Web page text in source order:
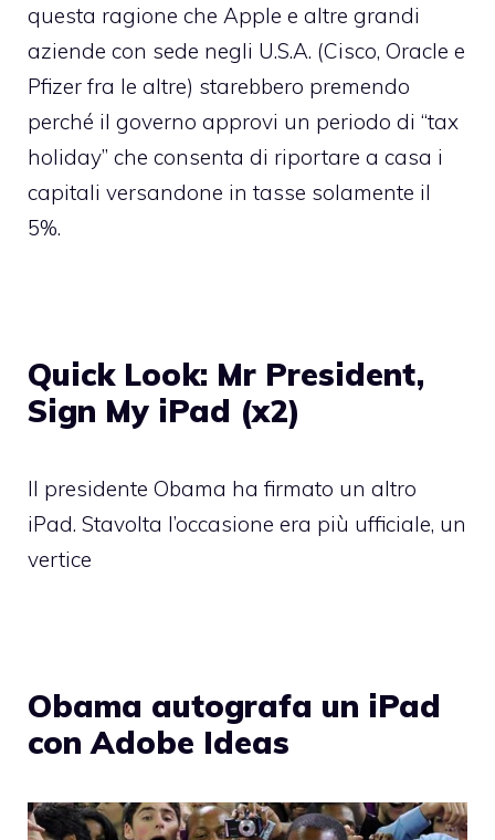
questa ragione che Apple e altre grandi
aziende con sede negli U.S.A. (Cisco, Oracle e
Pfizer fra le altre) starebbero premendo
perché il governo approvi un periodo di “tax
holiday” che consenta di riportare a casa i
capitali versandone in tasse solamente il
5%.
Quick Look: Mr President,
Sign My iPad (x2)
Il presidente Obama ha firmato un altro
iPad. Stavolta l’occasione era più ufficiale, un
vertice
Obama autografa un iPad
con Adobe Ideas